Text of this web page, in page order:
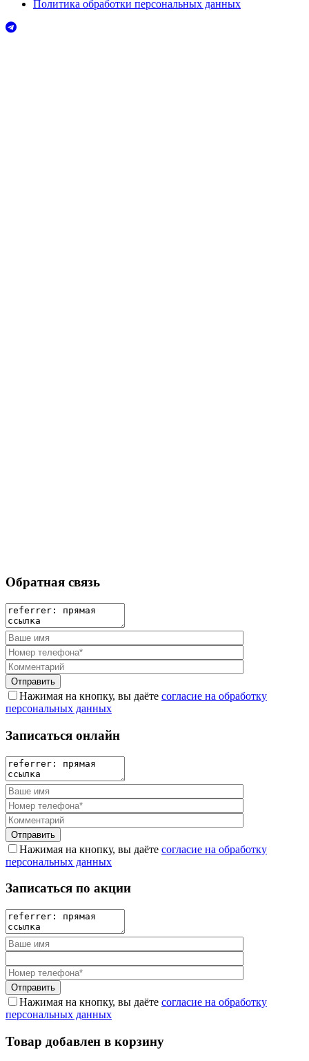
Политика обработки персональных данных
Обратная связь
Нажимая на кнопку, вы даёте согласие на обработку
персональных данных
Записаться онлайн
Нажимая на кнопку, вы даёте согласие на обработку
персональных данных
Записаться по акции
Нажимая на кнопку, вы даёте согласие на обработку
персональных данных
Товар добавлен в корзину